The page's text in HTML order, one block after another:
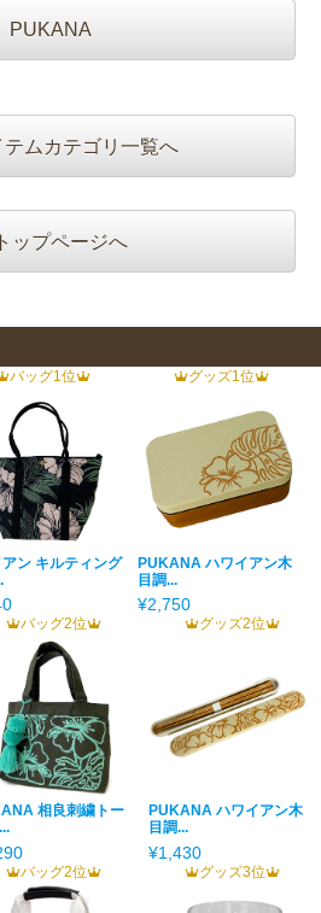
PUKANA
テムカテゴリ一覧へ
トップページへ
バッグ1位
ン キルティング
グッズ1位
PUKANA ハワイアン木
目調...
¥2,750
バッグ2位
相良刺繍トー
グッズ2位
PUKANA ハワイアン木
目調...
¥1,430
バッグ2位 グッズ3位